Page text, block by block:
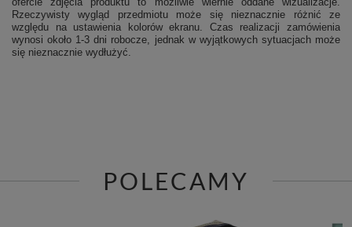
Rzeczywisty wygląd przedmiotu może się nieznacznie różnić ze
względu na ustawienia kolorów ekranu. Czas realizacji zamówienia
wynosi około 1-3 dni robocze, jednak w wyjątkowych sytuacjach może
się nieznacznie wydłużyć.
POLECAMY